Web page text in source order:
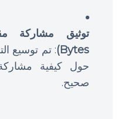
Bytes) : تم توسيع
حول كيفية
صحيح.